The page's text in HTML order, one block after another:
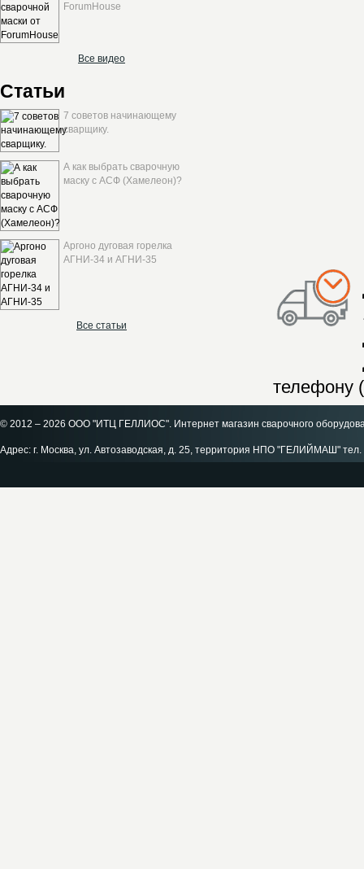
ForumHouse
Все видео
Статьи
7 советов начинающему
сварщику.
А как выбрать сварочную
маску с АСФ (Хамелеон)?
Аргоно дуговая горелка
АГНИ-34 и АГНИ-35
Все статьи
телефону
© 2012 – 2026 ООО "ИТЦ ГЕЛЛИОС". Интернет магазин сварочного
Адрес: г. Москва, ул. Автозаводская, д. 25, территория НПО "ГЕЛИЙМАШ"